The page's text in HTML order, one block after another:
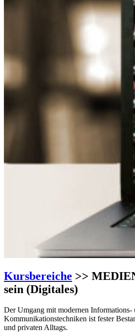
Kursbereiche >>
sein (Digitales)
Der Umgang mit modernen Informations-
Kommunikationstechniken ist fester
und privaten Alltags.